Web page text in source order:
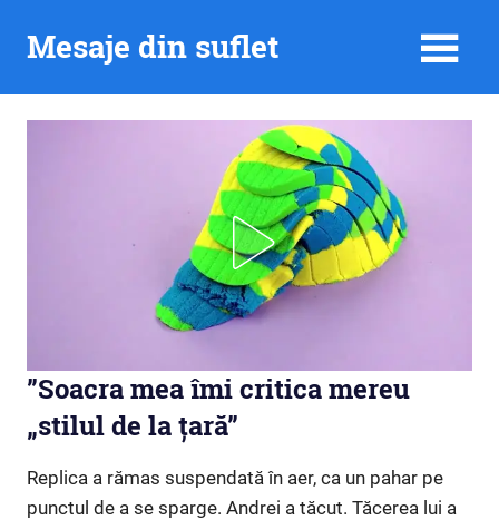
Mesaje din suflet
”Soacra mea îmi critica mereu
„stilul de la țară”
Replica a rămas suspendată în aer, ca un pahar pe
punctul de a se sparge. Andrei a tăcut. Tăcerea lui a